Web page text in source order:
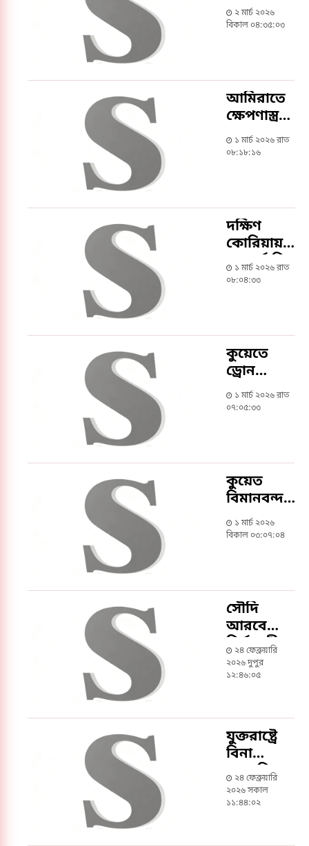
হামলায়
বাংলাদেশি
২ মার্চ ২০২৬
বিকাল ০৪:৩৫:০৩
আমিরাতে
ক্ষেপণাস্ত্র
হামলায়
বাংলাদেশিসহ
১ মার্চ ২০২৬ রাত
০৮:১৮:১৬
দক্ষিণ
কোরিয়ায়
আন্তর্জাতিক
কোরআন
প্রতিযোগিতা
অনুষ্ঠিত
১ মার্চ ২০২৬ রাত
০৮:০৪:৩৩
কুয়েতে
ড্রোন
হামলায় ৪
বাংলাদেশি
১ মার্চ ২০২৬ রাত
০৭:০৫:৩৩
কুয়েত
বিমানবন্দরে
ড্রোন
হামলায় ৪
১ মার্চ ২০২৬
বিকাল ০৩:০৭:০৪
সৌদি
আরবে
নির্মাণাধীন
ভবন
থেকে পড়ে
নিহত
২৪ ফেব্রুয়ারি
২০২৬ দুপুর
১২:৪৬:০৫
যুক্তরাষ্ট্রে
বিনা
অনুমতিতে
কাজ
করলে স্থায়ী
২৪ ফেব্রুয়ারি
২০২৬ সকাল
১১:৪৪:০২